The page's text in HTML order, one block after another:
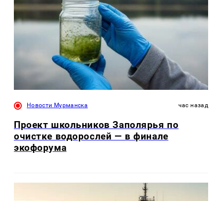
Новости Мурманска час назад
Проект школьников Заполярья по
очистке водорослей — в финале
экофорума